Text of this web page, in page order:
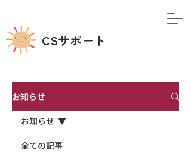
CSサポート
お知らせ
全ての記事
お知らせ